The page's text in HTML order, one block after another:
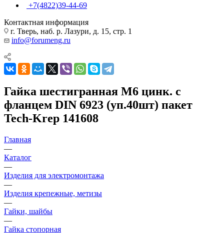
+7(4822)39-44-69
Контактная информация
г. Тверь, наб. р. Лазури, д. 15, стр. 1
info@forumeng.ru
Гайка шестигранная М6 цинк. с
фланцем DIN 6923 (уп.40шт) пакет
Tech-Krep 141608
Главная
—
Каталог
—
Изделия для электромонтажа
—
Изделия крепежные, метизы
—
Гайки, шайбы
—
Гайка стопорная